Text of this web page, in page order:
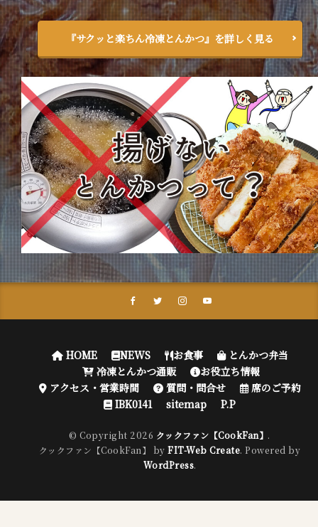
『サクッと楽ちん冷凍とんかつ』を詳しく見る
HOME NEWS お食事
とんかつ弁当
冷凍とんかつ通販
お役立ち情報
アクセス・営業時間
質問・問合せ
席のご予約
IBK0141
sitemap P.P
© Copyright 2026 クックファン【CookFan】 .
クックファン【CookFan】 byFIT-Web Create. Powered by
WordPress.